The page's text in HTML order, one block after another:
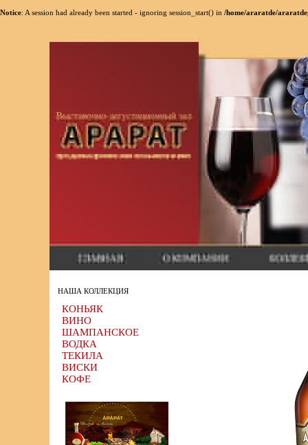
Notice: A session had already been started - ignoring session_start() in /home/araratde/
НАША КОЛЛЕКЦИЯ
КОНЬЯК
ВИНО
ШАМПАНСКОЕ
ВОДКА
ТЕКИЛА
ВИСКИ
КОФЕ